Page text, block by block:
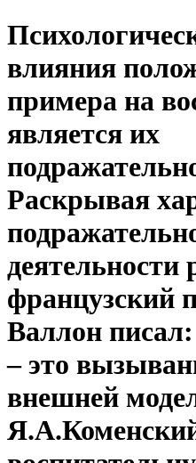
влияния
примера на
является их
Раскрывая
деятельности
французский
Валлон
– это
внешней